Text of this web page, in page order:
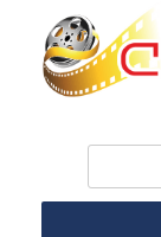
content
поиска: